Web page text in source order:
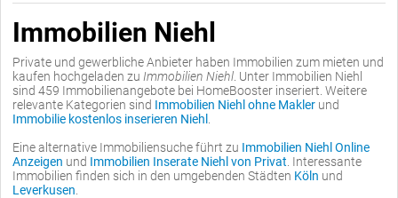
Immobilien Niehl
Private und gewerbliche Anbieter haben Immobilien zum mieten und
kaufen hochgeladen zu Immobilien Niehl . Unter Immobilien Niehl
sind 459 Immobilienangebote bei HomeBooster inseriert. Weitere
relevante Kategorien sind Immobilien Niehl ohne Makler und
Immobilie kostenlos inserieren Niehl
Eine alternative Immobiliensuche führt zu Immobilien Niehl Online
Anzeigen und Immobilien Inserate Niehl von Privat . Interessante
Immobilien finden sich in den umgebenden Städten Köln und
Leverkusen